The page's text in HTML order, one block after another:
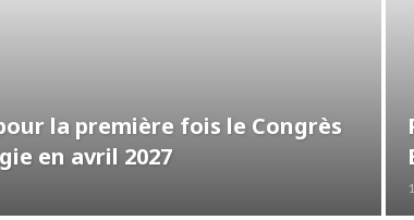
la première fois le Congrès
en avril 2027